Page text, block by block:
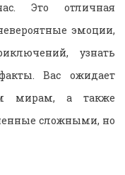
Это отличная
эмоции,
узнать
Вас ожидает
мирам, а также
сложными, но